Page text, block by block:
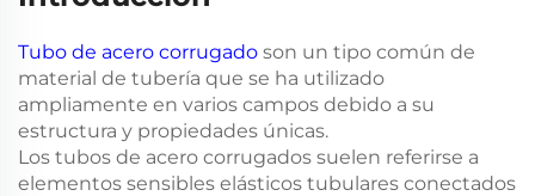
Tubo de acero corrugado son un tipo común de
material de tubería que se ha utilizado
ampliamente en varios campos debido a su
estructura y propiedades únicas.
Los tubos de acero corrugados suelen referirse a
elementos sensibles elásticos tubulares conectados